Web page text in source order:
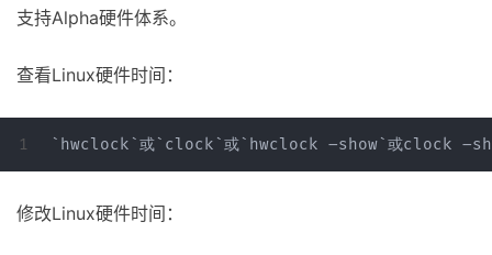
支持Alpha硬件体系。
查看Linux硬件时间：
修改Linux硬件时间：